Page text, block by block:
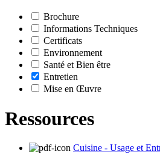
Brochure
Informations Techniques
Certificats
Environnement
Santé et Bien être
Entretien
Mise en Œuvre
Ressources
Cuisine - Usage et